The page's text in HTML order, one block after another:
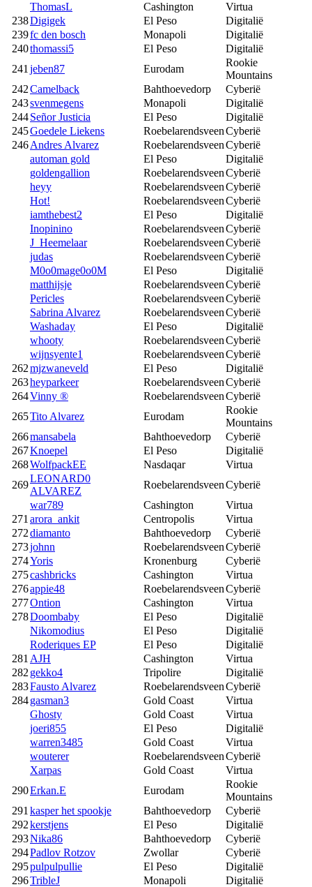
ThomasL
Cashington
Virtua
238Digigek El Peso
Digitalië
239fc den bosch Monapoli
Digitalië
240thomassi5 El Peso
Digitalië
241jeben87 Eurodam
Rookie
Mountains
242Camelback Bahthoevedorp
Cyberië
243svenmegens Monapoli
Digitalië
244Señor Justicia El Peso
Digitalië
245Goedele Liekens RoebelarendsveenCyberië
246Andres Alvarez RoebelarendsveenCyberië
automan gold
El Peso
Digitalië
goldengallion
RoebelarendsveenCyberië
heyy
RoebelarendsveenCyberië
Hot!
RoebelarendsveenCyberië
iamthebest2
El Peso
Digitalië
Inopinino
RoebelarendsveenCyberië
J_Heemelaar
RoebelarendsveenCyberië
judas
RoebelarendsveenCyberië
M0o0mage0o0M
El Peso
Digitalië
matthijsje
RoebelarendsveenCyberië
Pericles
RoebelarendsveenCyberië
Sabrina Alvarez
RoebelarendsveenCyberië
Washaday
El Peso
Digitalië
whooty
RoebelarendsveenCyberië
wijnsyente1
RoebelarendsveenCyberië
262mjzwaneveld El Peso
Digitalië
263heyparkeer RoebelarendsveenCyberië
264Vinny ® RoebelarendsveenCyberië
265Tito Alvarez Eurodam
Rookie
Mountains
266mansabela Bahthoevedorp
Cyberië
267Knoepel El Peso
Digitalië
268WolfpackEE Nasdaqar
Virtua
269
LEONARD0
ALVAREZ
RoebelarendsveenCyberië
war789
Cashington
Virtua
271arora_ankit Centropolis
Virtua
272diamanto Bahthoevedorp
Cyberië
273johnn RoebelarendsveenCyberië
274Yoris Kronenburg
Cyberië
275cashbricks Cashington
Virtua
276appie48 RoebelarendsveenCyberië
277Ontion Cashington
Virtua
278Doombaby El Peso
Digitalië
Nikomodius
El Peso
Digitalië
Roderiques EP
El Peso
Digitalië
281AJH Cashington
Virtua
282gekko4 Tripolire
Digitalië
283Fausto Alvarez RoebelarendsveenCyberië
284gasman3 Gold Coast
Virtua
Ghosty
Gold Coast
Virtua
joeri855
El Peso
Digitalië
warren3485
Gold Coast
Virtua
wouterer
RoebelarendsveenCyberië
Xarpas
Gold Coast
Virtua
290Erkan.E Eurodam
Rookie
Mountains
291kasper het spookje Bahthoevedorp
Cyberië
292kerstjens El Peso
Digitalië
293Nika86 Bahthoevedorp
Cyberië
294Padlov Rotzov Zwollar
Cyberië
295pulpulpullie El Peso
Digitalië
296TribleJ Monapoli
Digitalië